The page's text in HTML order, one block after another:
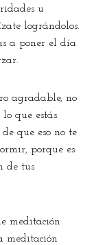
u
lográndolos.
a poner el día
agradable, no
que estás
que eso no te
porque es
de tus
meditación
meditación